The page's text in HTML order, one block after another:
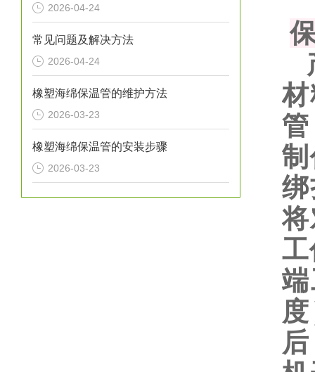
2026-04-24
常见问题及解决方法
2026-04-24
橡塑海绵保温管的维护方法
2026-03-23
橡塑海绵保温管的安装步骤
2026-03-23
管
工